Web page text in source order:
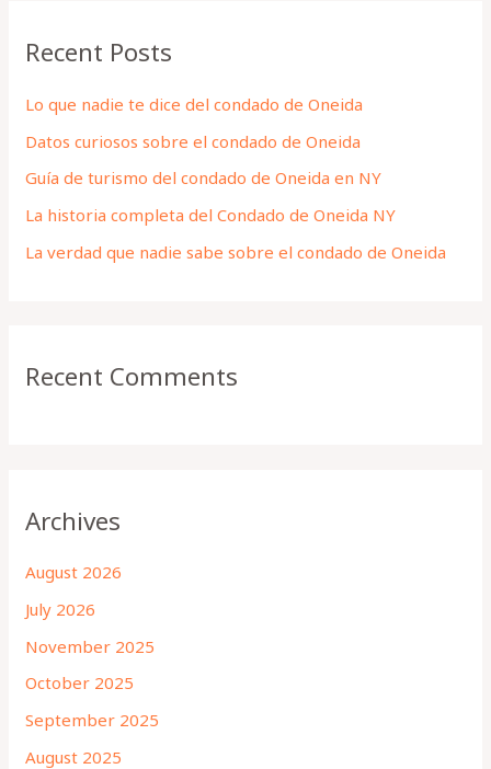
c
f
o
r
:
Recent Posts
Lo que nadie te dice del condado de Oneida
Datos curiosos sobre el condado de Oneida
Guía de turismo del condado de Oneida en NY
La historia completa del Condado de Oneida NY
La verdad que nadie sabe sobre el condado de Oneida
Recent Comments
Archives
August 2026
July 2026
November 2025
October 2025
September 2025
August 2025